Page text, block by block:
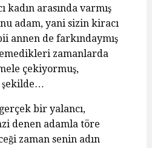
kadın arasında varmış
adam, yani sizin kiracı
annen de farkındaymış
zamanlarda
çekiyormuş,
şekilde…
bir yalancı,
denen adamla töre
zaman senin adın